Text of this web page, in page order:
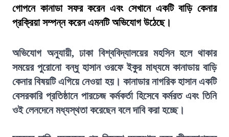
গোপনে কানাডা সফর করেন এবং সেখানে একটি বাড়ি কেনার
প্রক্রিয়া সম্পন্ন করেন এমনটি অভিযোগ উঠেছে।
অভিযোগ অনুযায়ী, ঢাকা বিশ্ববিদ্যালয়ের মহসিন হলে থাকার
সময়ের পুরোনো বন্ধু হাসান ওরফে ইকুর মাধ্যমে কানাডায় বাড়ি
কেনার বিষয়টি এগিয়ে নেওয়া হয়। কানাডার নাগরিক হাসান একটি
বেসরকারি প্রতিষ্ঠানে পারচেজ কর্মকর্তা হিসেবে কর্মরত এবং তিনি
ওই লেনদেনে মধ্যস্থতা করেছেন বলে দাবি করা হচ্ছে।